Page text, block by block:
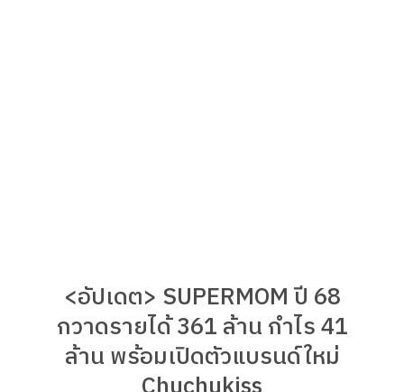
<อัปเดต> SUPERMOM ปี 68
กวาดรายได้ 361 ล้าน กำไร 41
ล้าน พร้อมเปิดตัวแบรนด์ใหม่